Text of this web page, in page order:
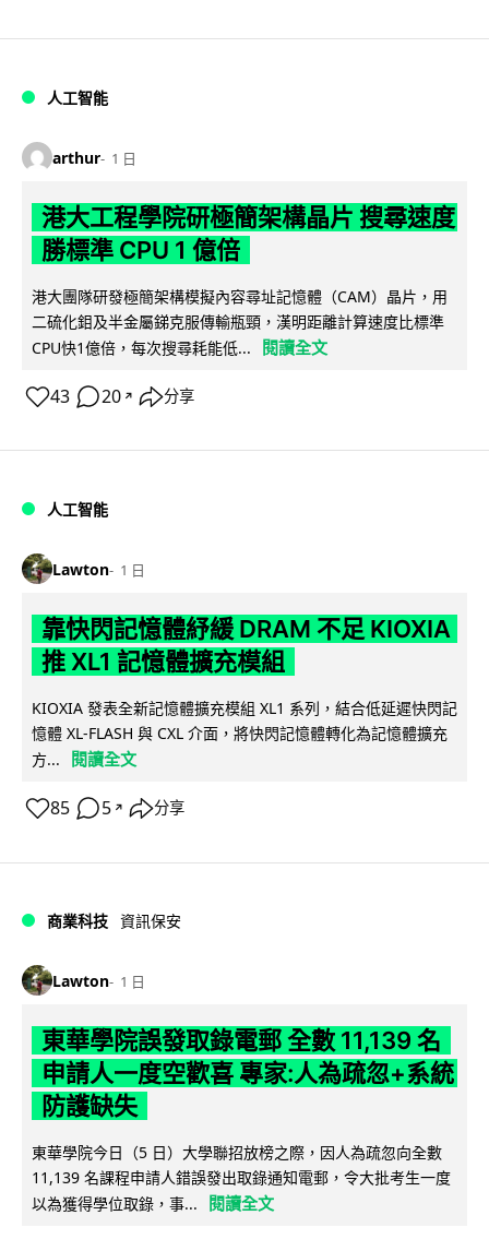
人工智能
arthur 1 日
港大工程學院研極簡架構晶片 搜尋速度
勝標準 CPU 1 億倍
港大團隊研發極簡架構模擬內容尋址記憶體（CAM）晶片，用
二硫化鉬及半金屬銻克服傳輸瓶頸，漢明距離計算速度比標準
CPU快1億倍，每次搜尋耗能低...
閱讀全文
43 20 ↗ 分享
人工智能
Lawton 1 日
靠快閃記憶體紓緩 DRAM 不足 KIOXIA
推 XL1 記憶體擴充模組
KIOXIA 發表全新記憶體擴充模組 XL1 系列，結合低延遲快閃記
憶體 XL-FLASH 與 CXL 介面，將快閃記憶體轉化為記憶體擴充
方...
閱讀全文
85 5 ↗ 分享
商業科技 資訊保安
Lawton 1 日
東華學院誤發取錄電郵 全數 11,139 名
申請人一度空歡喜 專家:人為疏忽+系統
防護缺失
東華學院今日（5 日）大學聯招放榜之際，因人為疏忽向全數
11,139 名課程申請人錯誤發出取錄通知電郵，令大批考生一度
以為獲得學位取錄，事...
閱讀全文